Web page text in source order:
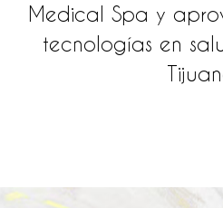
Medical Spa y
tecnologías en